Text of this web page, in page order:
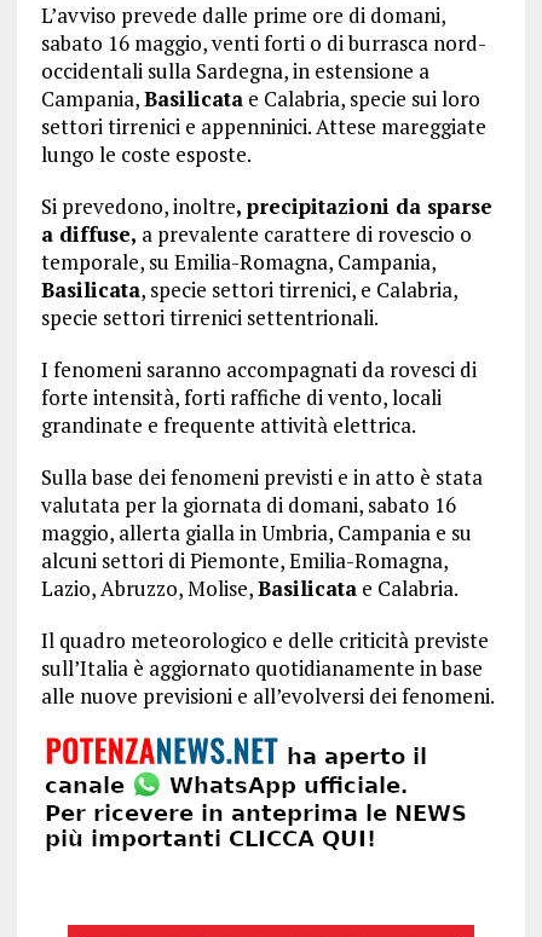
L’avviso prevede dalle prime ore di domani,
sabato 16 maggio, venti forti o di burrasca nord-
occidentali sulla Sardegna, in estensione a
Campania,Basilicatae Calabria, specie sui loro
settori tirrenici e appenninici. Attese mareggiate
lungo le coste esposte.
Si prevedono, inoltre, precipitazioni da sparse
a diffuse, a prevalente carattere di rovescio o
temporale, su Emilia-Romagna, Campania,
Basilicata, specie settori tirrenici, e Calabria,
specie settori tirrenici settentrionali.
I fenomeni saranno accompagnati da rovesci di
forte intensità, forti raffiche di vento, locali
grandinate e frequente attività elettrica.
Sulla base dei fenomeni previsti e in atto è stata
valutata per la giornata di domani, sabato 16
maggio, allerta gialla in Umbria, Campania e su
alcuni settori di Piemonte, Emilia-Romagna,
Lazio, Abruzzo, Molise,Basilicatae Calabria.
Il quadro meteorologico e delle criticità previste
sull’Italia è aggiornato quotidianamente in base
alle nuove previsioni e all’evolversi dei fenomeni.